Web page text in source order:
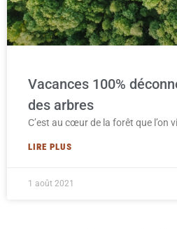
Vacances 100%
des arbres
C’est au cœur de la forêt que l’on
LIRE PLUS
1 août 2021